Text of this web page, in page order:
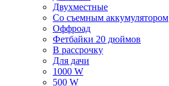
Двухместные
Со съемным аккумулятором
Оффроад
Фетбайки 20 дюймов
В рассрочку
Для дачи
1000 W
500 W